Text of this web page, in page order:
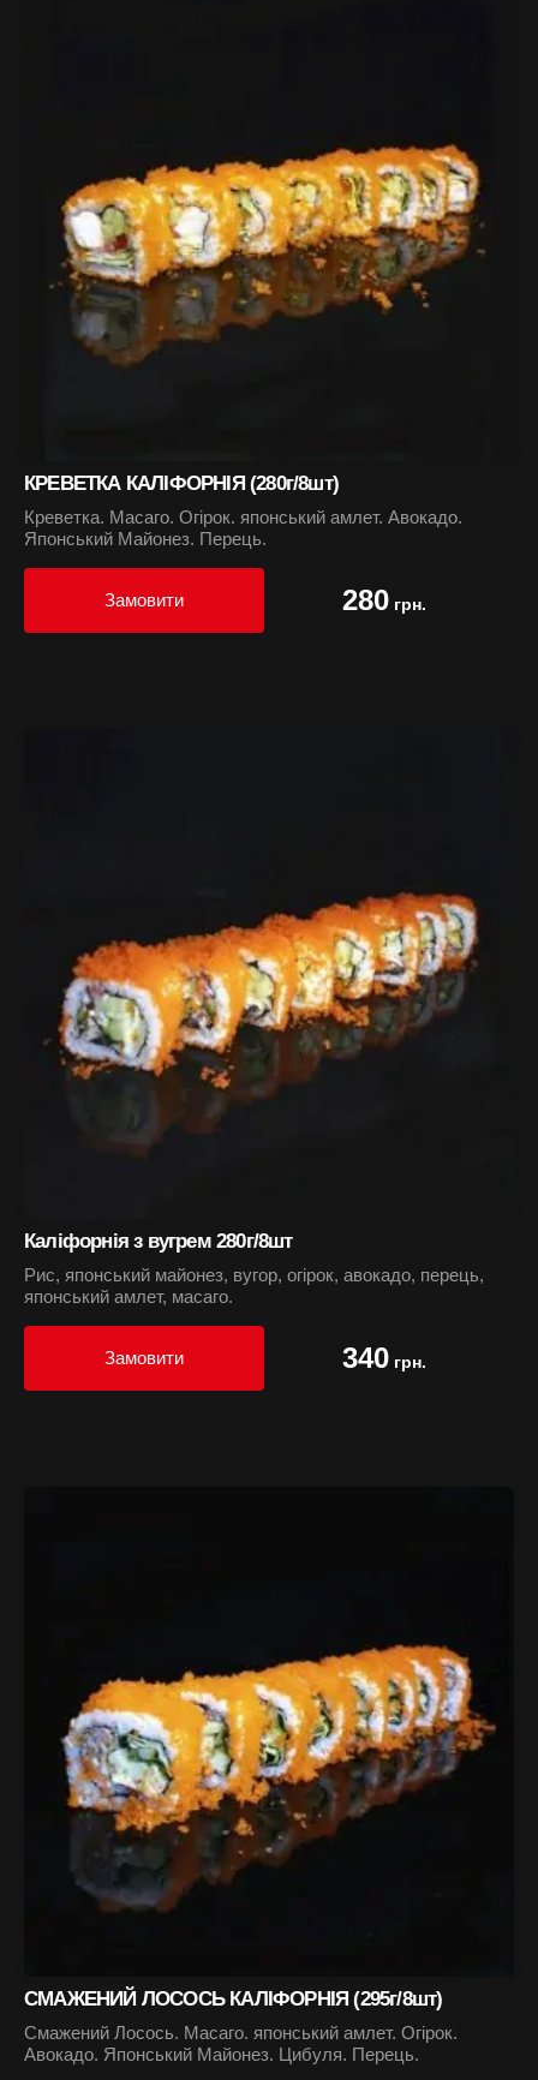
КРЕВЕТКА КАЛІФОРНІЯ (280г/8шт)
Креветка. Масаго. Огірок. японський амлет. Авокадо.
Японський Майонез. Перець.
Замовити 280грн.
Каліфорнія з вугрем 280г/8шт
Рис, японський майонез, вугор, огірок, авокадо, перець,
японський амлет, масаго.
Замовити 340грн.
СМАЖЕНИЙ ЛОСОСЬ КАЛІФОРНІЯ (295г/8шт)
Смажений Лосось. Масаго. японський амлет. Огірок.
Авокадо. Японський Майонез. Цибуля. Перець.